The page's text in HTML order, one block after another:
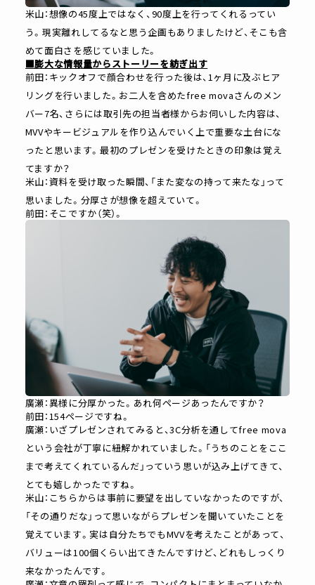
米山：想像の45度上ではなく、90度上を行ってくれるってい
う。現実離れしてるなと思う企画もありましたけど、そこも含
めて面白さを感じていました。
■膨大な情報量からストーリーを紡ぎ出す
前田：キックオフで顔合わせを行った後は、1ヶ月に及ぶヒア
リングを行いました。お二人を含めたfree movaさんのメン
バー7名、さらには取引先の担当者様からお伺いした内容は、
MVVやキービジュアルを作り込んでいく上で重要な土台にな
ったと思います。最初のプレゼンを受けたときの印象は覚え
てますか？
米山：資料を受け取った瞬間、「また変なの持って来たな」って
思いました。分厚さが想像を超えていて。
前田：そこですか（笑）。
廣瀬：異様に分厚かった。あれ何ページあったんですか？
前田：154ページですね。
廣瀬：いざプレゼンされてみると、3C分析を通してfree mova
という会社が丁寧に紐解かれていました。「うちのことをここ
まで考えてくれているんだ」っていう思いが込み上げてきて、
とても嬉しかったですね。
米山：こちらからは事前に要望を出していなかったのですが、
「その通りだな」って思いながらプレゼンを聞いていたことを
覚えています。実は自分たちでもMVVを考えたことがあって、
バリューは100個くらい出てきたんですけど、どれもしっくり
来なかったんです。